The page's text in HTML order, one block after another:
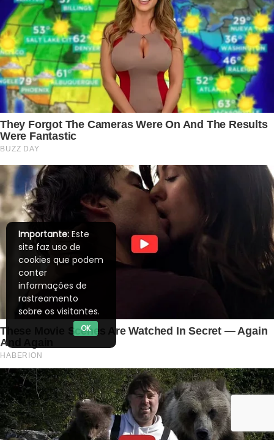
Importante: Este
site faz uso de
cookies que podem
conter
informações de
rastreamento
sobre os visitantes.
OK